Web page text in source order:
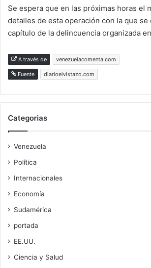
Se espera que en las próximas horas el
detalles de esta operación con la que se
capítulo de la delincuencia organizada
A través de venezuelacomenta.com
Fuente diarioelvistazo.com
Categorias
Venezuela
Política
Internacionales
Economía
Sudamérica
portada
EE.UU.
Ciencia y Salud